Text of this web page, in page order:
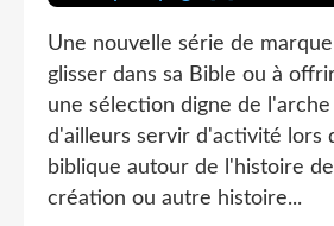
Une nouvelle série de
glisser dans sa Bible ou à
une sélection digne de
d'ailleurs servir d'activité lors
biblique autour de l'histoire
création ou autre histoire...